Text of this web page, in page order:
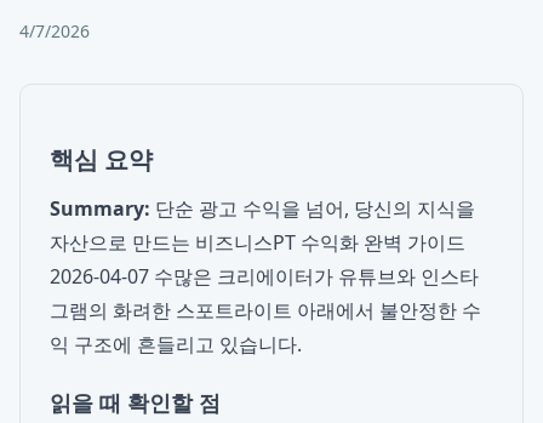
4/7/2026
핵심 요약
Summary: 단순 광고 수익을 넘어, 당신의 지식을
자산으로 만드는 비즈니스PT 수익화 완벽 가이드
2026-04-07 수많은 크리에이터가 유튜브와 인스타
그램의 화려한 스포트라이트 아래에서 불안정한 수
익 구조에 흔들리고 있습니다.
읽을 때 확인할 점